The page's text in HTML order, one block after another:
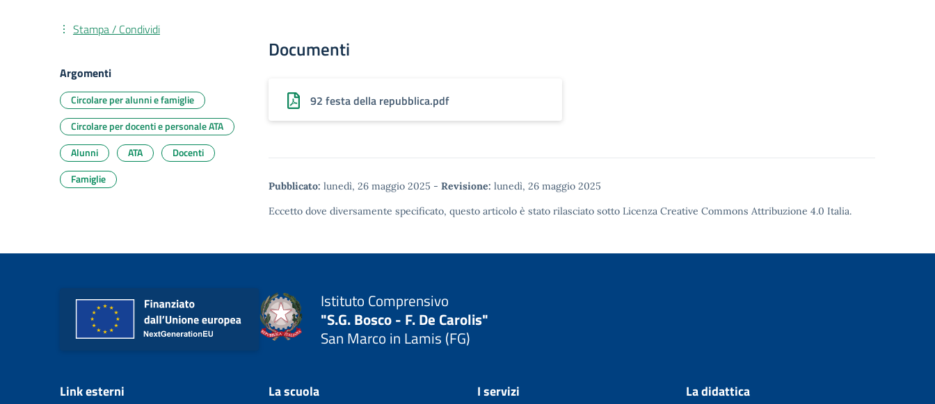
Documenti
92 festa della repubblica.pdf
Pubblicato: lunedì, 26 maggio 2025 - Revisione: lunedì, 26 maggio 2025
Eccetto dove diversamente specificato, questo articolo è stato rilasciato sotto Licenza Creative Commons Attribuzione 4.0 Italia.
Stampa / Condividi
Argomenti
Circolare per alunni e famiglie
Circolare per docenti e personale ATA
Alunni
ATA
Docenti
Famiglie
Istituto Comprensivo
"S.G. Bosco - F. De Carolis"
San Marco in Lamis (FG)
Link esterni La scuola I servizi La didattica